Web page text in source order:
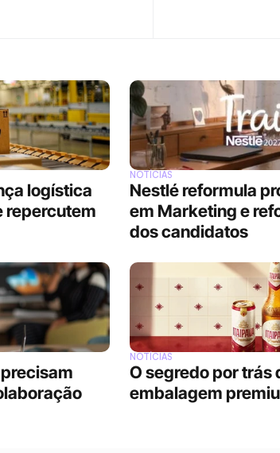
logística
repercutem
NOTÍCIAS
Nestlé reformula
em Marketing e
dos candidatos
NOTÍCIAS
O segredo por trás
embalagem